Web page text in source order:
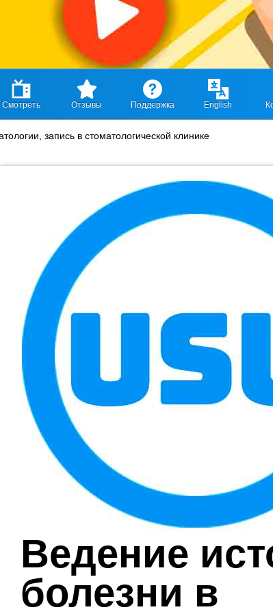
Смотреть Отзывы Поддержка English
запись в стоматологической клинике
Ведение
болезни в